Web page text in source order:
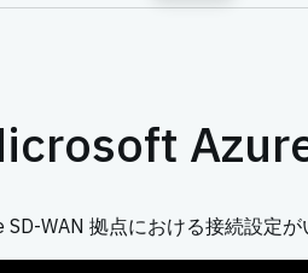
WAN 拠点における接続設定